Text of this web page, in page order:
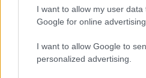
I want to allow my user data
Google for online
I want to allow Google to
personalized advertising.
Akciós a Redmi Buds 4 Pro
Honor Watch GS Pro 30 ezer